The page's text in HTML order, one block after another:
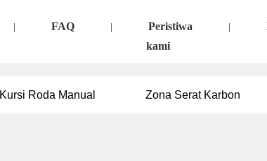
| FAQ | Peristiwa |
kami
Kursi Roda Manual Zona Serat Karbon